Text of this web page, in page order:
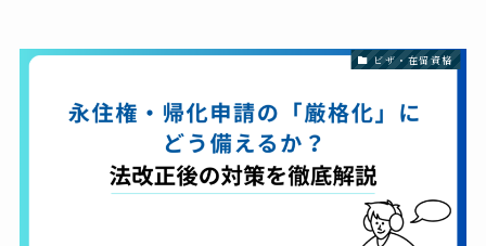
ビザ・在留資格